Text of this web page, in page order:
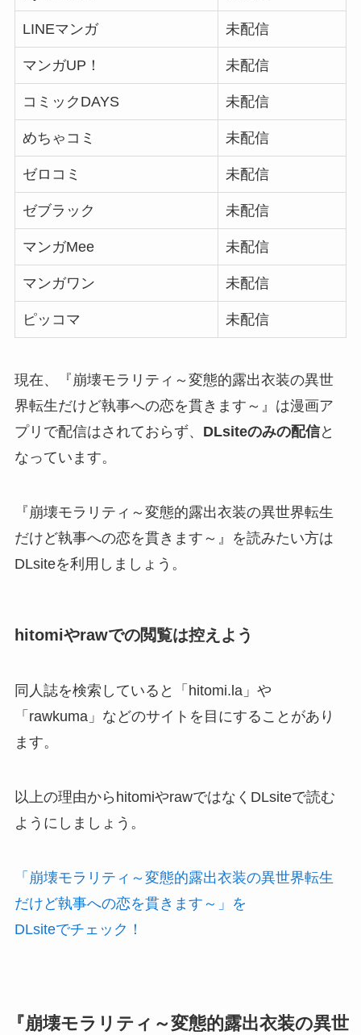
LINEマンガ 未配信
マンガUP！ 未配信
コミックDAYS 未配信
めちゃコミ 未配信
ゼロコミ 未配信
ゼブラック 未配信
マンガMee 未配信
マンガワン 未配信
ピッコマ 未配信
現在、『崩壊モラリティ～変態的露出衣装の異世
界転生だけど執事への恋を貫きます～』は漫画ア
プリで配信はされておらず、 DLsiteのみの配信と
なっています。
『崩壊モラリティ～変態的露出衣装の異世界転生
だけど執事への恋を貫きます～』を読みたい方は
DLsiteを利用しましょう。
hitomiやrawでの閲覧は控えよう
同人誌を検索していると「hitomi.la」や
「rawkuma」などのサイトを目にすることがあり
ます。
以上の理由からhitomiやrawではなくDLsiteで読む
ようにしましょう。
「崩壊モラリティ～変態的露出衣装の異世界転生
だけど執事への恋を貫きます～」を
DLsiteでチェック！
『崩壊モラリティ～変態的露出衣装の異世